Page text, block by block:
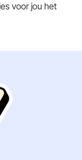
voor jou het